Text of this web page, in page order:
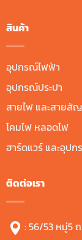
สินค้า
อุปกรณ์ไฟฟ้า
อุปกรณ์ประปา
สายไฟ และสาย
โคมไฟ หลอดไฟ
ฮาร์ดแวร์ และอุป
ติดต่อเรา
: 56/53 หมู่5